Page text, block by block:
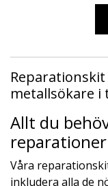
metallsökare
Allt du
reparationer
Våra
inkludera alla de